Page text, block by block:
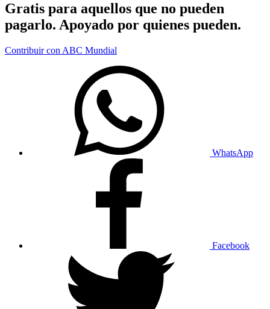
Gratis para aquellos que no pueden
pagarlo. Apoyado por quienes pueden.
Contribuir con ABC Mundial
WhatsApp
Facebook